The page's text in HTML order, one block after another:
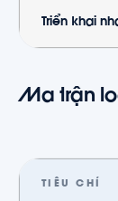
Triển khai
Ma trận
TIÊU CHÍ